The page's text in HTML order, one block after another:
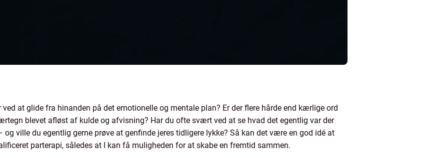
at glide fra hinanden på det emotionelle og mentale plan? Er der flere hårde end kærlige ord
blevet afløst af kulde og afvisning? Har du ofte svært ved at se hvad det egentlig var der
ville du egentlig gerne prøve at genfinde jeres tidligere lykke? Så kan det være en god idé at
parterapi, således at I kan få muligheden for at skabe en fremtid sammen.